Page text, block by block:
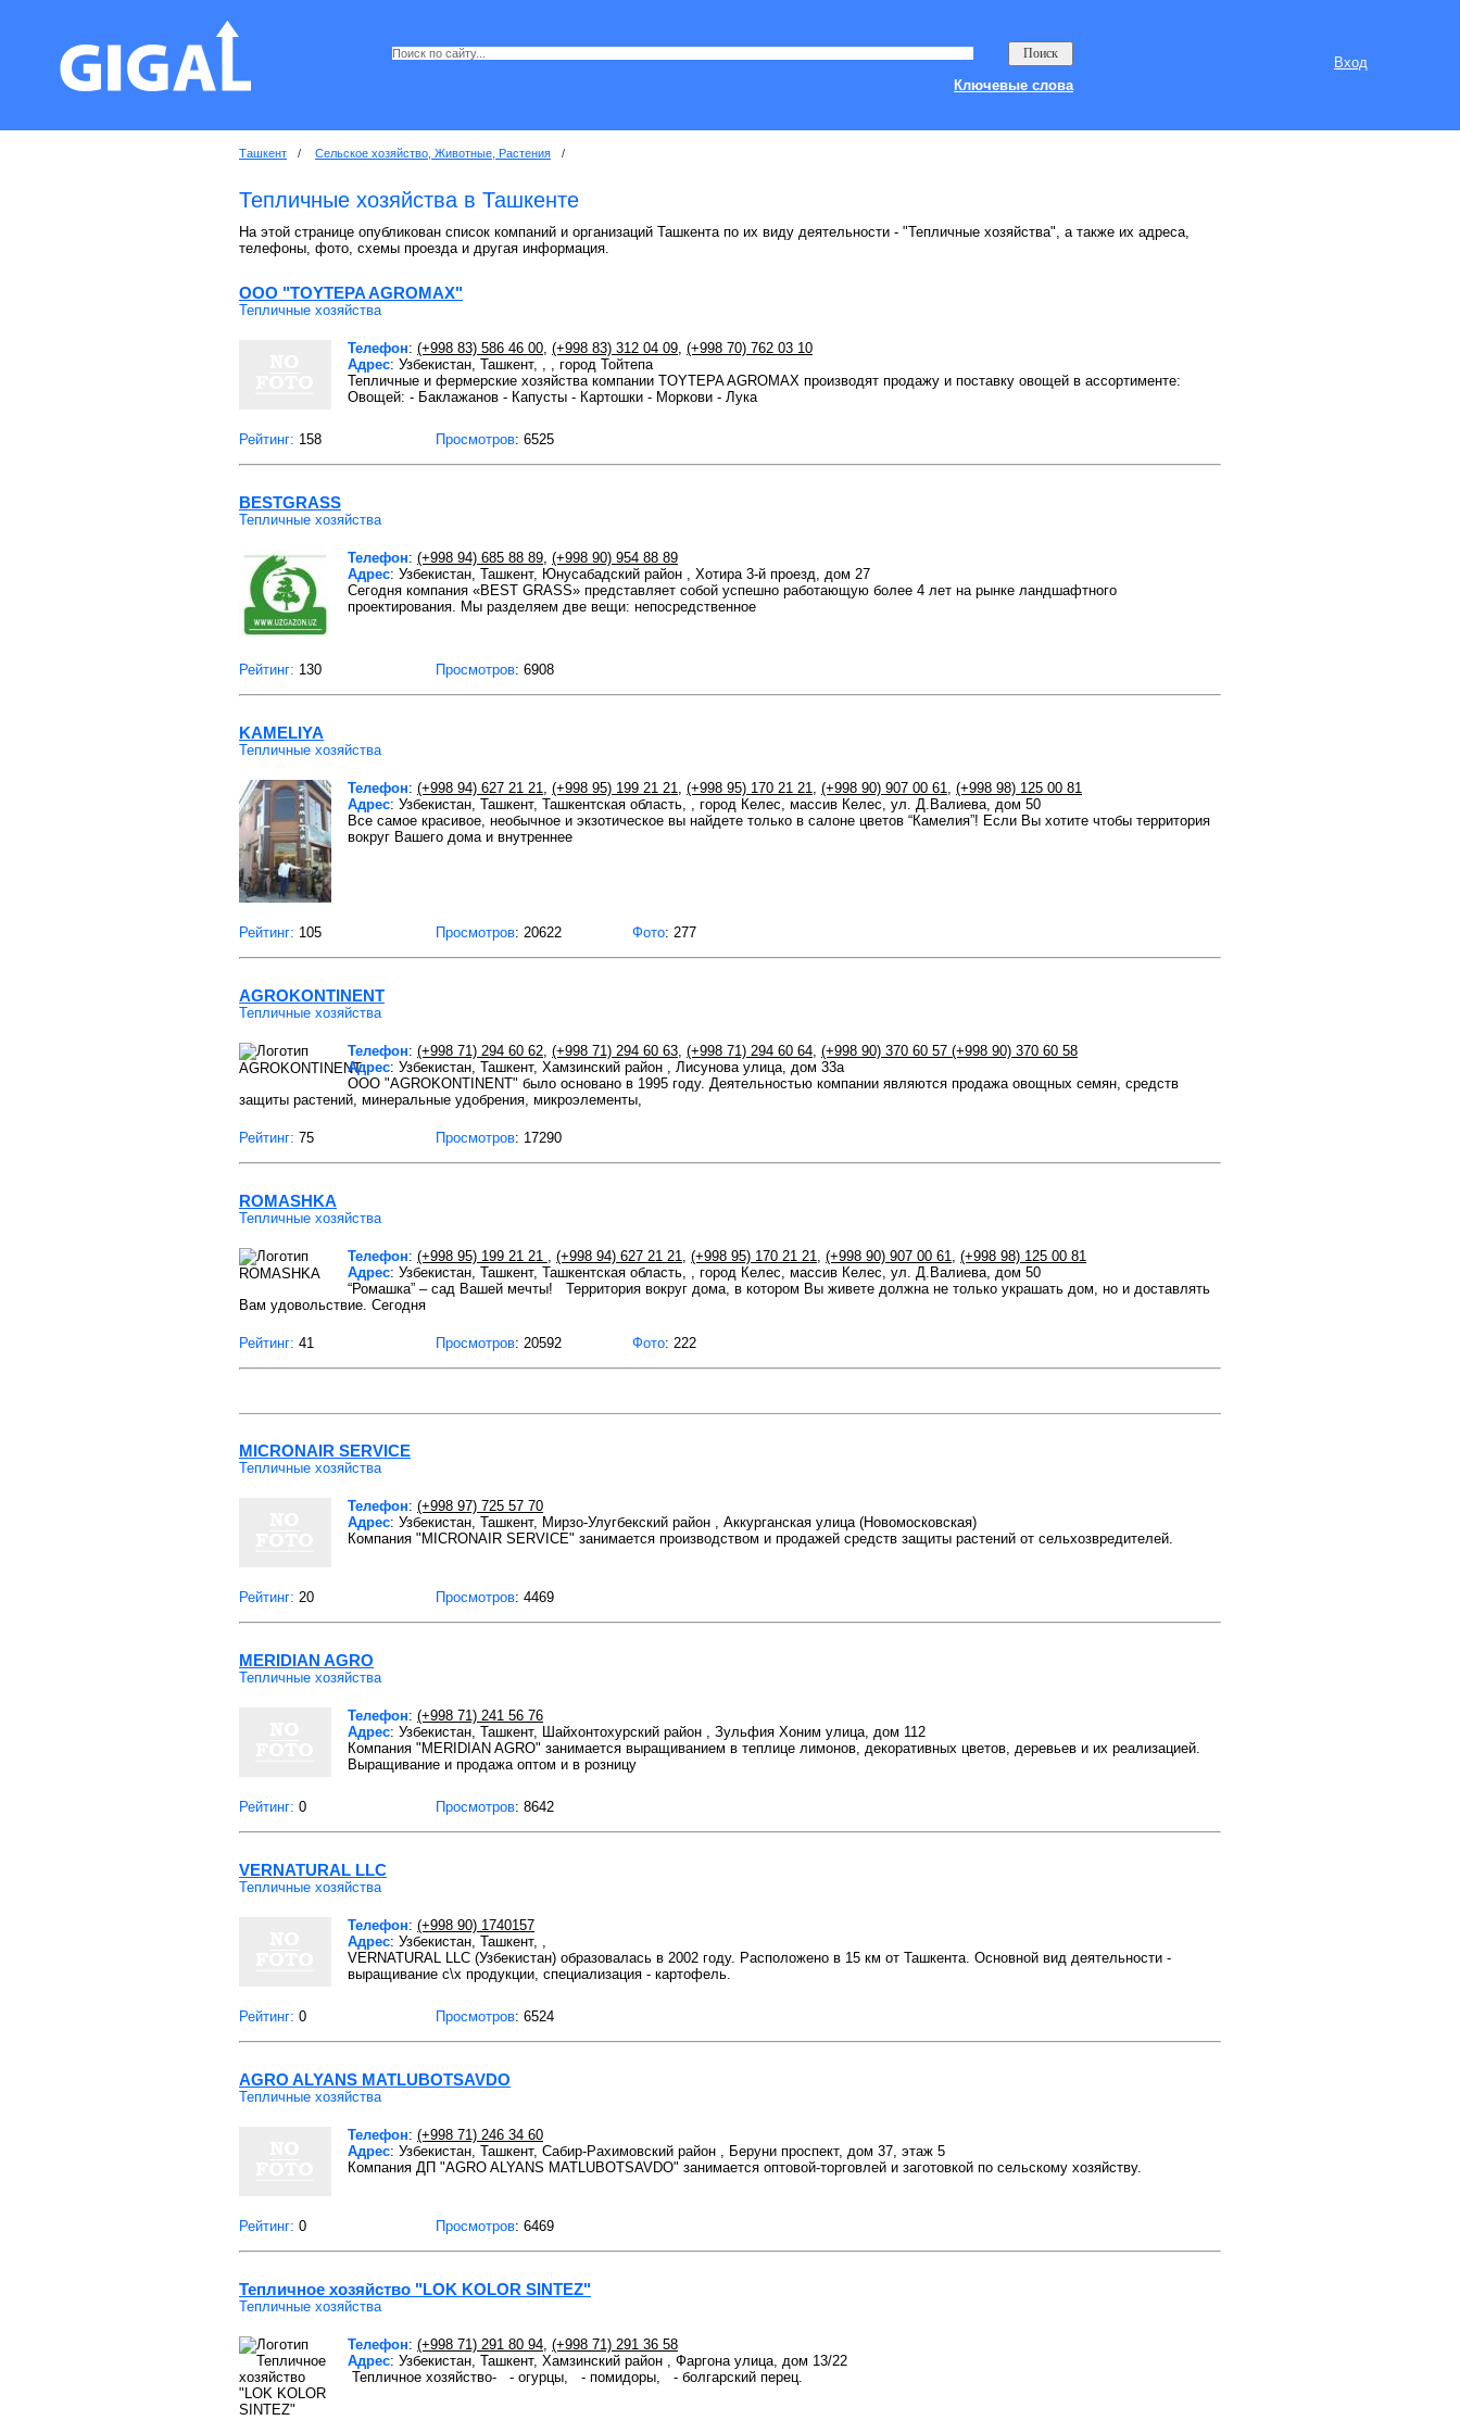
Вход
Ключевые слова
Ташкент / Сельское хозяйство, Животные, Растения /
Тепличные хозяйства в Ташкенте
На этой странице опубликован список компаний и организаций Ташкента по их виду деятельности - "Тепличные хозяйства", а также их адреса,
телефоны, фото, схемы проезда и другая информация.
OOO "TOYTEPA AGROMAX"
Тепличные хозяйства
Телефон: (+998 83) 586 46 00, (+998 83) 312 04 09, (+998 70) 762 03 10
Адрес: Узбекистан, Ташкент, , , город Тойтепа
Тепличные и фермерские хозяйства компании TOYTEPA AGROMAX производят продажу и поставку овощей в ассортименте:
Овощей: - Баклажанов - Капусты - Картошки - Моркови - Лука
Рейтинг: 158 Просмотров: 6525
BESTGRASS
Тепличные хозяйства
Телефон: (+998 94) 685 88 89, (+998 90) 954 88 89
Адрес: Узбекистан, Ташкент, Юнусабадский район , Хотира 3-й проезд, дом 27
Сегодня компания «BEST GRASS» представляет собой успешно работающую более 4 лет на рынке ландшафтного
проектирования. Мы разделяем две вещи: непосредственное
Рейтинг: 130 Просмотров: 6908
KAMELIYA
Тепличные хозяйства
Телефон: (+998 94) 627 21 21, (+998 95) 199 21 21, (+998 95) 170 21 21, (+998 90) 907 00 61, (+998 98) 125 00 81
Адрес: Узбекистан, Ташкент, Ташкентская область, , город Келес, массив Келес, ул. Д.Валиева, дом 50
Все самое красивое, необычное и экзотическое вы найдете только в салоне цветов “Камелия”! Если Вы хотите чтобы территория
вокруг Вашего дома и внутреннее
Рейтинг: 105 Просмотров: 20622 Фото: 277
AGROKONTINENT
Тепличные хозяйства
Телефон: (+998 71) 294 60 62, (+998 71) 294 60 63, (+998 71) 294 60 64, (+998 90) 370 60 57 (+998 90) 370 60 58
Адрес: Узбекистан, Ташкент, Хамзинский район , Лисунова улица, дом 33а
ООО "AGROKONTINENT" было основано в 1995 году. Деятельностью компании являются продажа овощных семян, средств
защиты растений, минеральные удобрения, микроэлементы,
Рейтинг: 75 Просмотров: 17290
ROMASHKA
Тепличные хозяйства
Телефон: (+998 95) 199 21 21 , (+998 94) 627 21 21, (+998 95) 170 21 21, (+998 90) 907 00 61, (+998 98) 125 00 81
Адрес: Узбекистан, Ташкент, Ташкентская область, , город Келес, массив Келес, ул. Д.Валиева, дом 50
“Ромашка” – сад Вашей мечты! Территория вокруг дома, в котором Вы живете должна не только украшать дом, но и доставлять
Вам удовольствие. Сегодня
Рейтинг: 41 Просмотров: 20592 Фото: 222
MICRONAIR SERVICE
Тепличные хозяйства
Телефон: (+998 97) 725 57 70
Адрес: Узбекистан, Ташкент, Мирзо-Улугбекский район , Аккурганская улица (Новомосковская)
Компания "MICRONAIR SERVICE" занимается производством и продажей средств защиты растений от сельхозвредителей.
Рейтинг: 20 Просмотров: 4469
MERIDIAN AGRO
Тепличные хозяйства
Телефон: (+998 71) 241 56 76
Адрес: Узбекистан, Ташкент, Шайхонтохурский район , Зульфия Хоним улица, дом 112
Компания "MERIDIAN AGRO" занимается выращиванием в теплице лимонов, декоративных цветов, деревьев и их реализацией.
Выращивание и продажа оптом и в розницу
Рейтинг: 0 Просмотров: 8642
VERNATURAL LLC
Тепличные хозяйства
Телефон: (+998 90) 1740157
Адрес: Узбекистан, Ташкент, ,
VERNATURAL LLC (Узбекистан) образовалась в 2002 году. Расположено в 15 км от Ташкента. Основной вид деятельности -
выращивание с\х продукции, специализация - картофель.
Рейтинг: 0 Просмотров: 6524
AGRO ALYANS MATLUBOTSAVDO
Тепличные хозяйства
Телефон: (+998 71) 246 34 60
Адрес: Узбекистан, Ташкент, Сабир-Рахимовский район , Беруни проспект, дом 37, этаж 5
Компания ДП "AGRO ALYANS MATLUBOTSAVDO" занимается оптовой-торговлей и заготовкой по сельскому хозяйству.
Рейтинг: 0 Просмотров: 6469
Тепличное хозяйство "LOK KOLOR SINTEZ"
Тепличные хозяйства
Телефон: (+998 71) 291 80 94, (+998 71) 291 36 58
Адрес: Узбекистан, Ташкент, Хамзинский район , Фаргона улица, дом 13/22
Тепличное хозяйство- - огурцы, - помидоры, - болгарский перец.